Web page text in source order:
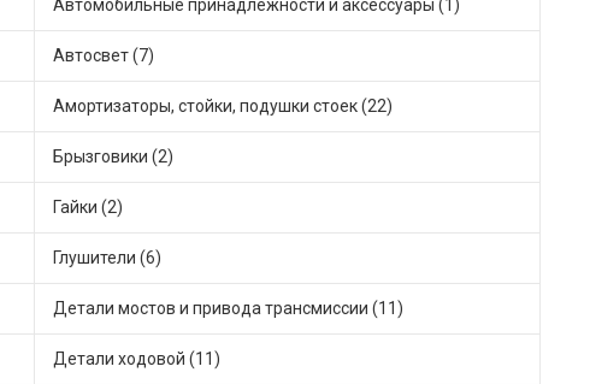
Автомобильные принадлежности и аксессуары (1)
Автосвет (7)
Амортизаторы, стойки, подушки стоек (22)
Брызговики (2)
Гайки (2)
Глушители (6)
Детали мостов и привода трансмиссии (11)
Детали ходовой (11)